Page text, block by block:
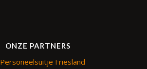
ONZE PARTNERS
Personeelsuitje Friesland